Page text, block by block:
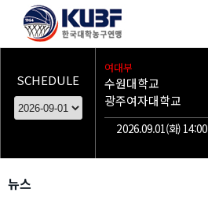
SCHEDULE
여대부
수원대학교
광주여자대학교
2026.09.01(화) 14:00
뉴스